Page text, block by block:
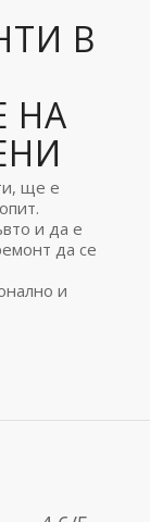
В
НА
ще е
и да е
да се
и